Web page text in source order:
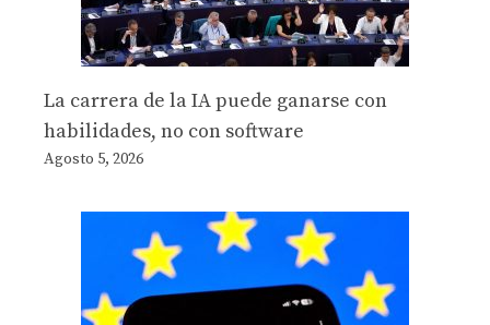
La carrera de la IA puede ganarse con
habilidades, no con software
Agosto 5, 2026